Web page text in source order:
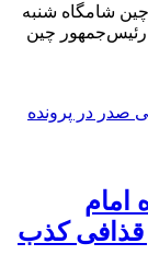
چین شامگاه شنبه
چین
امام
کذب